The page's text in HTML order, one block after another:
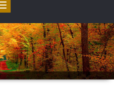
Toggle
navigation